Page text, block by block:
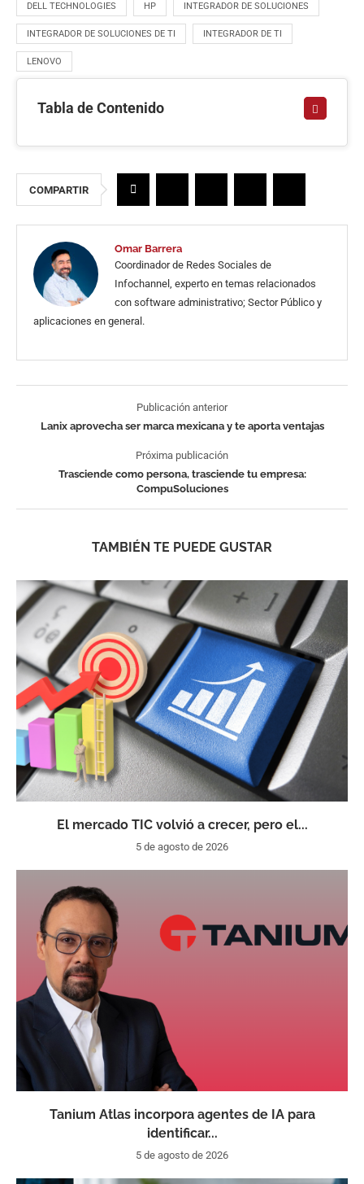
DELL TECHNOLOGIES HP INTEGRADOR DE SOLUCIONES
INTEGRADOR DE SOLUCIONES DE TI INTEGRADOR DE TI
LENOVO
Tabla de Contenido
COMPARTIR
Omar Barrera
Coordinador de Redes Sociales de
Infochannel, experto en temas relacionados
con software administrativo; Sector Público y
aplicaciones en general.
Publicación anterior
Lanix aprovecha ser marca mexicana y te aporta ventajas
Próxima publicación
Trasciende como persona, trasciende tu empresa:
CompuSoluciones
TAMBIÉN TE PUEDE GUSTAR
El mercado TIC volvió a crecer, pero el...
5 de agosto de 2026
Tanium Atlas incorpora agentes de IA para
identificar...
5 de agosto de 2026